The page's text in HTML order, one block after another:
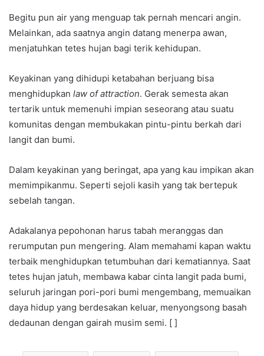
Begitu pun air yang menguap tak pernah mencari angin.
Melainkan, ada saatnya angin datang menerpa awan,
menjatuhkan tetes hujan bagi terik kehidupan.
Keyakinan yang dihidupi ketabahan berjuang bisa
menghidupkan law of attraction. Gerak semesta akan
tertarik untuk memenuhi impian seseorang atau suatu
komunitas dengan membukakan pintu-pintu berkah dari
langit dan bumi.
Dalam keyakinan yang beringat, apa yang kau impikan akan
memimpikanmu. Seperti sejoli kasih yang tak bertepuk
sebelah tangan.
Adakalanya pepohonan harus tabah meranggas dan
rerumputan pun mengering. Alam memahami kapan waktu
terbaik menghidupkan tetumbuhan dari kematiannya. Saat
tetes hujan jatuh, membawa kabar cinta langit pada bumi,
seluruh jaringan pori-pori bumi mengembang, memuaikan
daya hidup yang berdesakan keluar, menyongsong basah
dedaunan dengan gairah musim semi. [ ]